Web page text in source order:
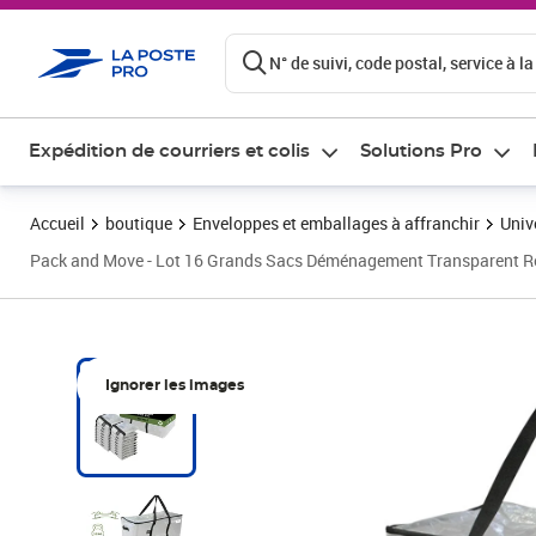
N° de suivi, code postal, service à
Expédition de courriers et colis Solutions Pro
Accueil boutique Enveloppes et emballages à affranchir
Pack and Move - Lot 16 Grands Sacs Déménagement Transparent
Ignorer les images